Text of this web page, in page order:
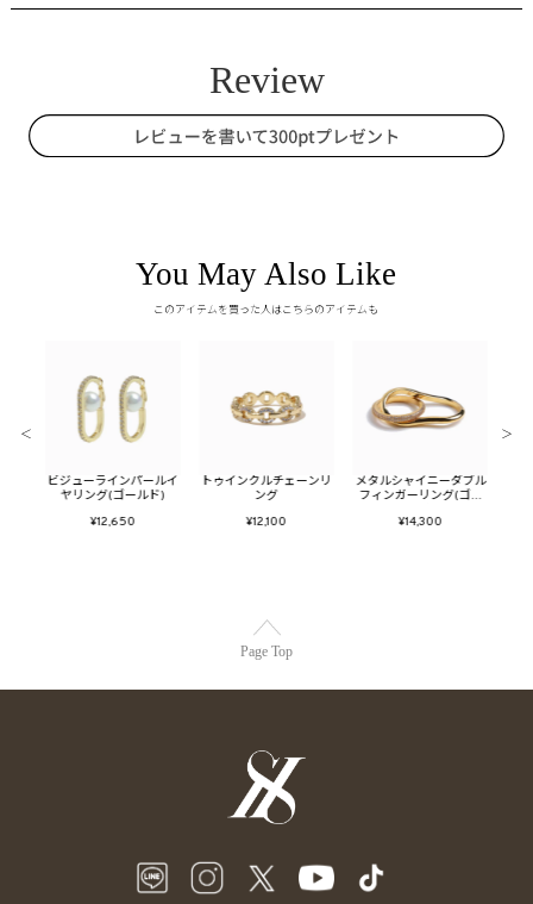
You May Also Like
このアイテムを買った人はこちらのアイテムも
ビジューラインパールイ
ヤリング(ゴールド)
¥12,650
トゥインクルチェーンリ
ング
¥12,100
メタルシャイニーダブル
フィンガーリング(ゴー
¥14,300
＜ ＞
Page Top